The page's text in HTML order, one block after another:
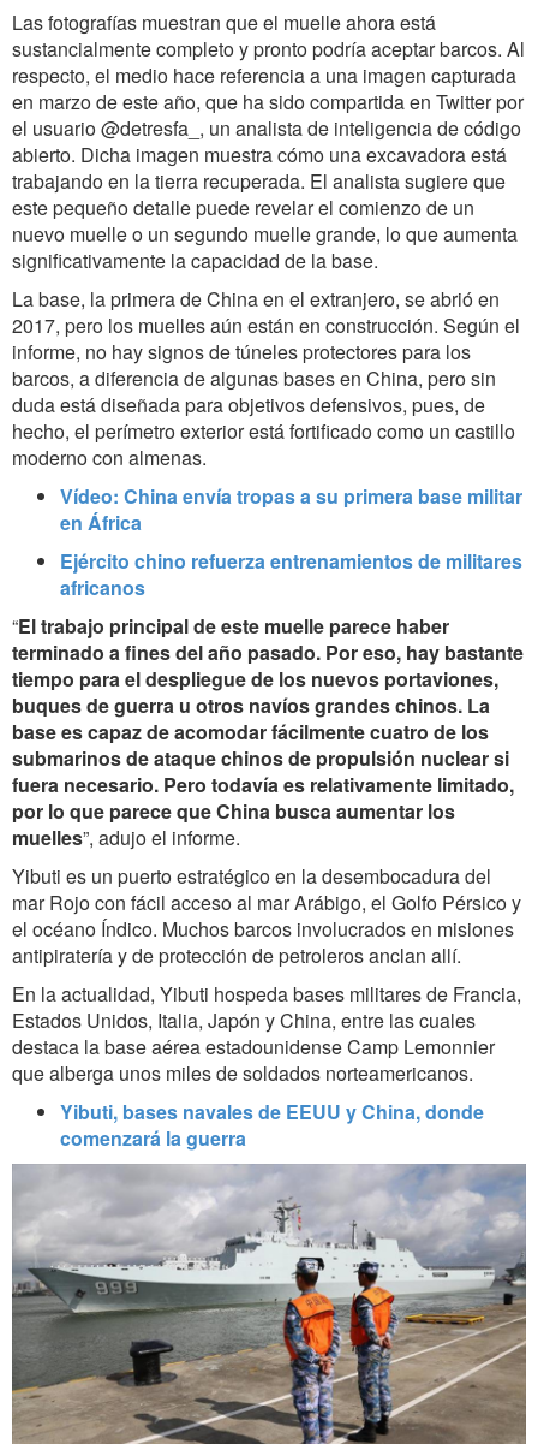
Las fotografías muestran que el muelle ahora está
sustancialmente completo y pronto podría aceptar barcos. Al
respecto, el medio hace referencia a una imagen capturada
en marzo de este año, que ha sido compartida en Twitter por
el usuario @detresfa_, un analista de inteligencia de código
abierto. Dicha imagen muestra cómo una excavadora está
trabajando en la tierra recuperada. El analista sugiere que
este pequeño detalle puede revelar el comienzo de un
nuevo muelle o un segundo muelle grande, lo que aumenta
significativamente la capacidad de la base.
La base, la primera de China en el extranjero, se abrió en
2017, pero los muelles aún están en construcción. Según el
informe, no hay signos de túneles protectores para los
barcos, a diferencia de algunas bases en China, pero sin
duda está diseñada para objetivos defensivos, pues, de
hecho, el perímetro exterior está fortificado como un castillo
moderno con almenas.
Vídeo: China envía tropas a su primera base militar
en África
Ejército chino refuerza entrenamientos de militares
africanos
“El trabajo principal de este muelle parece haber
terminado a fines del año pasado. Por eso, hay bastante
tiempo para el despliegue de los nuevos portaviones,
buques de guerra u otros navíos grandes chinos. La
base es capaz de acomodar fácilmente cuatro de los
submarinos de ataque chinos de propulsión nuclear si
fuera necesario. Pero todavía es relativamente limitado,
por lo que parece que China busca aumentar los
muelles”, adujo el informe.
Yibuti es un puerto estratégico en la desembocadura del
mar Rojo con fácil acceso al mar Arábigo, el Golfo Pérsico y
el océano Índico. Muchos barcos involucrados en misiones
antipiratería y de protección de petroleros anclan allí.
En la actualidad, Yibuti hospeda bases militares de Francia,
Estados Unidos, Italia, Japón y China, entre las cuales
destaca la base aérea estadounidense Camp Lemonnier
que alberga unos miles de soldados norteamericanos.
Yibuti, bases navales de EEUU y China, donde
comenzará la guerra